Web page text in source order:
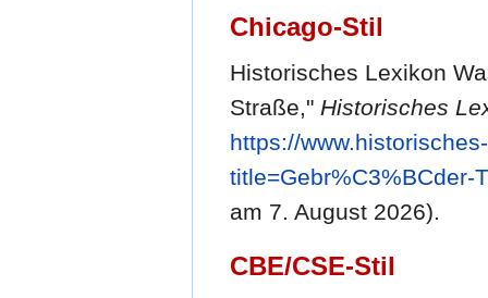
Chicago-Stil
Historisches Lexikon
Straße," Historisches
https://
title=Gebr%C3%BCder-
am 7. August 2026).
CBE/CSE-Stil